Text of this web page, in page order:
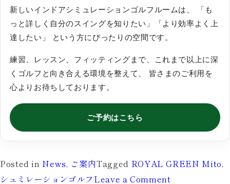
新しいインドアシミュレーションゴルフルームは、 「も
っと詳しく自分のスイングを知りたい」「より効率よく上
達したい」 という方にぴったりの空間です。
練習、レッスン、フィッティングまで、これまで以上に深
くゴルフと向き合える環境を整えて、 皆さまのご利用を
心よりお待ちしております。
ご予約はこちら
Posted in News, ご案内Tagged ROYAL GREEN Mito,
シュミレーションゴルフ Leave a Commenton